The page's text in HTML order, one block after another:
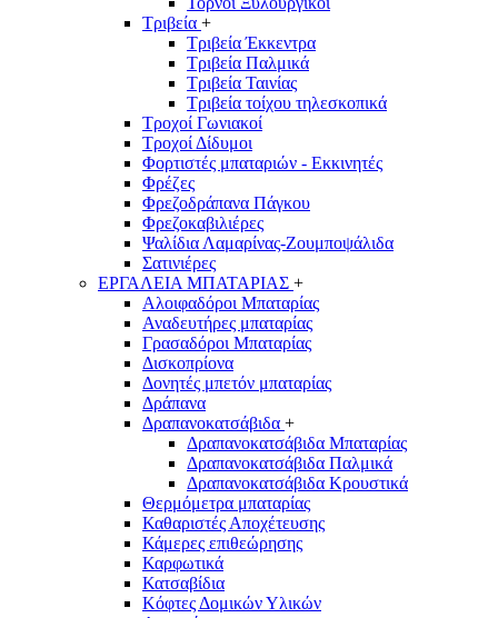
Τριβεία +
Τριβεία Έκκεντρα
Τριβεία Παλμικά
Τριβεία Ταινίας
Τριβεία τοίχου τηλεσκοπικά
Τροχοί Γωνιακοί
Τροχοί Δίδυμοι
Φορτιστές μπαταριών - Εκκινητές
Φρέζες
Φρεζοδράπανα Πάγκου
Φρεζοκαβιλιέρες
Ψαλίδια Λαμαρίνας-Ζουμποψάλιδα
Σατινιέρες
ΕΡΓΑΛΕΙΑ ΜΠΑΤΑΡΙΑΣ +
Αλοιφαδόροι Μπαταρίας
Αναδευτήρες μπαταρίας
Γρασαδόροι Μπαταρίας
Δισκοπρίονα
Δονητές μπετόν μπαταρίας
Δράπανα
Δραπανοκατσάβιδα +
Δραπανοκατσάβιδα Μπαταρίας
Δραπανοκατσάβιδα Παλμικά
Δραπανοκατσάβιδα Κρουστικά
Θερμόμετρα μπαταρίας
Καθαριστές Αποχέτευσης
Κάμερες επιθεώρησης
Καρφωτικά
Κατσαβίδια
Κόφτες Δομικών Υλικών